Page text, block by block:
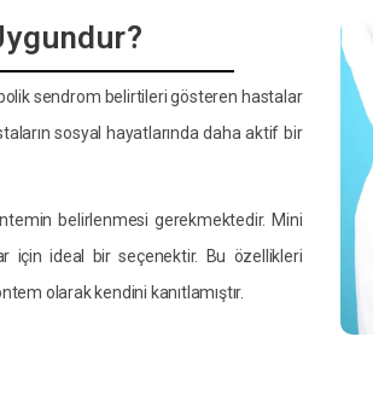
sendrom belirtileri gösteren hastalar
sosyal hayatlarında daha aktif bir
belirlenmesi gerekmektedir. Mini
için ideal bir seçenektir. Bu özellikleri
olarak kendini kanıtlamıştır.